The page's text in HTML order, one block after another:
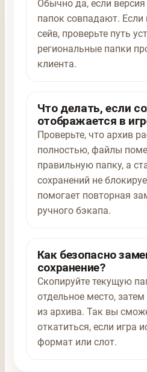
Обычно да, если
папок совпадают. Если
сейв, проверьте путь
региональные папки
клиента.
Что делать, если
отображается в
Проверьте, что архив
полностью, файлы
правильную папку, а
сохранений не
помогает повторная
ручного бэкапа.
Как безопасно
сохранение?
Скопируйте текущую
отдельное место,
из архива. Так вы
откатиться, если игра
формат или слот.